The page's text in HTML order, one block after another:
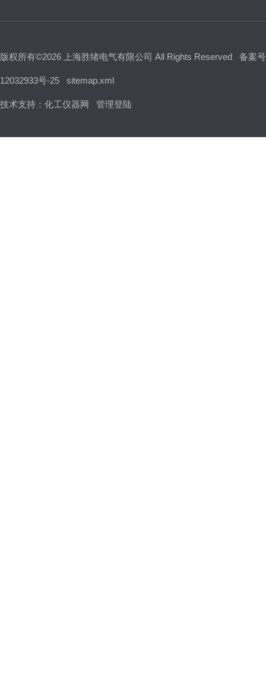
版权所有©2026 上海胜绪电气有限公司 All Rights Reserved 备案
12032933号-25 sitemap.xml
技术支持： 化工仪器网 管理登陆